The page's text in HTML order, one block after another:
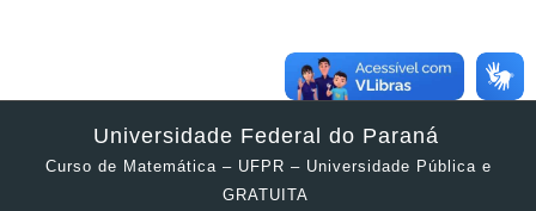
Universidade Federal do Paraná
Curso de Matemática – UFPR – Universidade Pública e
GRATUITA